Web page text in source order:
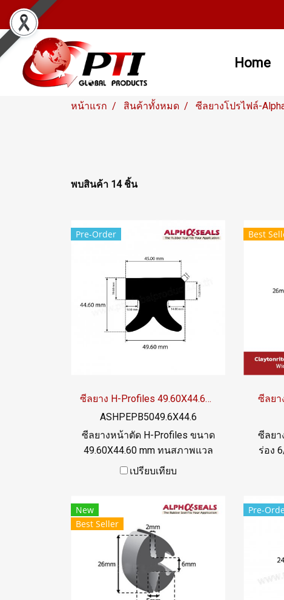
Home
หน้าแรก สินค้าทั้งหมด ซีลยางโปรไฟล์-
พบสินค้า 14 ชิ้น
Pre-Order
ซีลยาง H-Profiles 49.60X44.60 mm
ASHPEPB5049.6X44.6
ซีลยางหน้าตัด H-Profiles ขนาด
49.60X44.60 mm ทนสภาพแวล
ล้อมการใช้านดีเยี่ยม Tel:
@ptiglobal
เปรียบเทียบ
Best
ซีลยา
ซีลยา
ร่อง
mm
New
Best Seller
Pre-